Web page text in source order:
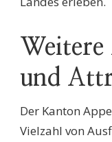
Weitere
und
Der Kanton
Vielzahl von